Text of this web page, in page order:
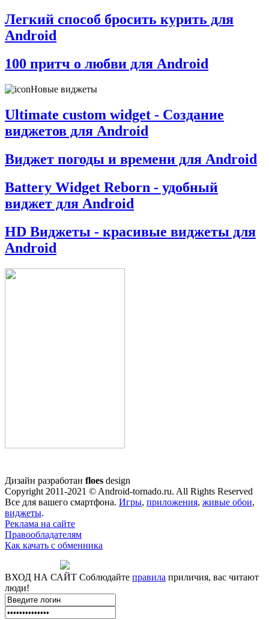
Легкий способ бросить курить для
Android
100 притч о любви для Android
Новые виджеты
Ultimate custom widget - Создание
виджетов для Android
Виджет погоды и времени для Android
Battery Widget Reborn - удобный
виджет для Android
HD Виджеты - красивые виджеты для
Android
Дизайн разработан floes design
Copyright 2011-2021 © Android-tornado.ru. All Rights Reserved
Все для вашего смартфона. Игры, приложения, живые обои,
виджеты.
Реклама на сайте
Правообладателям
Как качать с обменника
ВХОД НА САЙТ Соблюдайте правила приличия, вас читают
люди!